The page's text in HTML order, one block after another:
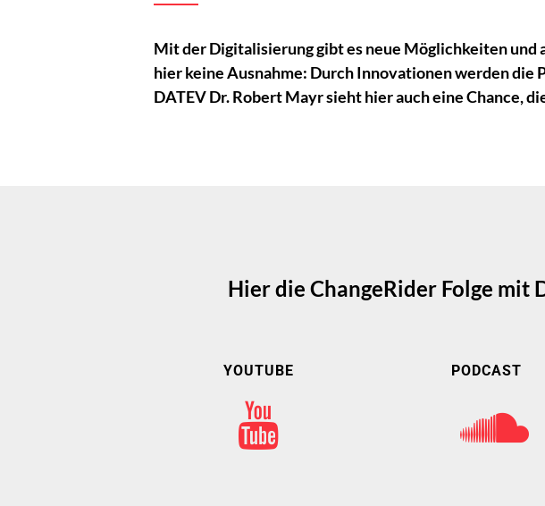
Mit der Digitalisierung gibt es neue Möglichkeiten und
hier keine Ausnahme: Durch Innovationen werden die
DATEV Dr. Robert Mayr sieht hier auch eine Chance,
Hier die ChangeRider Folge mit
YOUTUBE PODCAST